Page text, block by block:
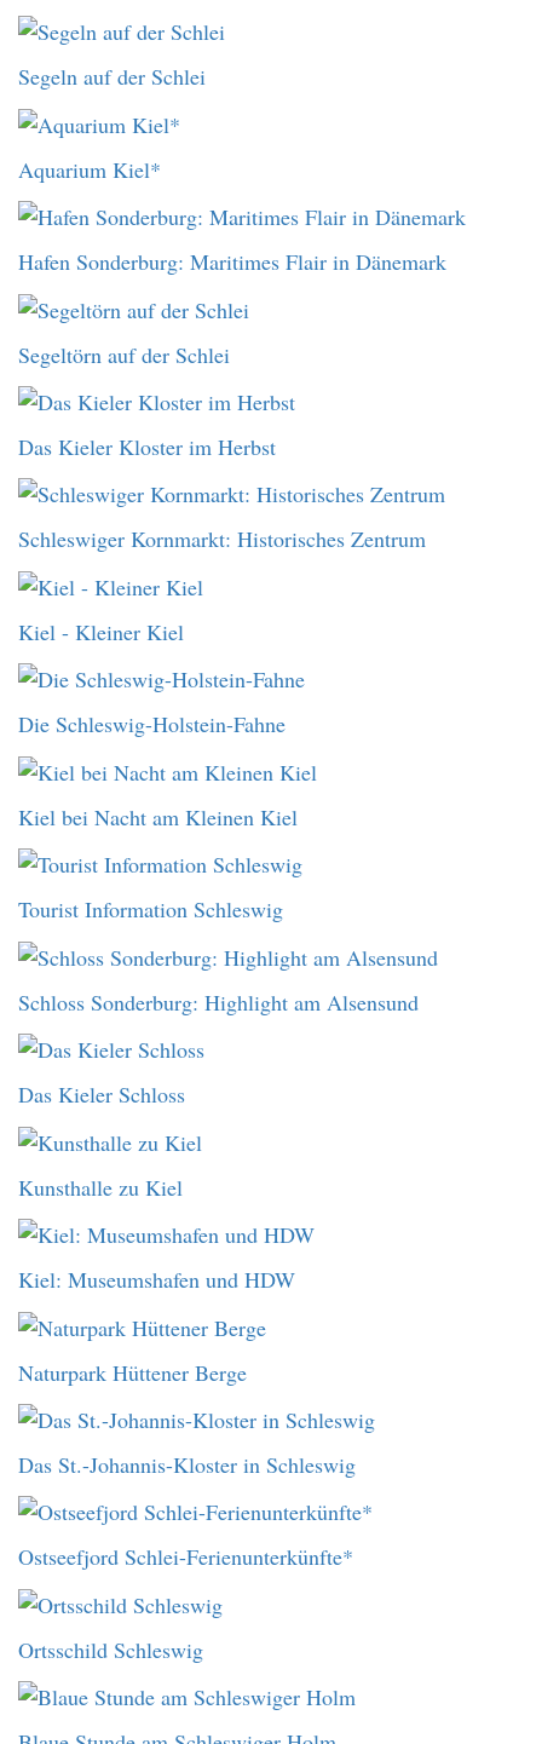
Segeln auf der Schlei
Aquarium Kiel*
Hafen Sonderburg: Maritimes Flair in Dänemark
Segeltörn auf der Schlei
Das Kieler Kloster im Herbst
Schleswiger Kornmarkt: Historisches Zentrum
Kiel - Kleiner Kiel
Die Schleswig-Holstein-Fahne
Kiel bei Nacht am Kleinen Kiel
Tourist Information Schleswig
Schloss Sonderburg: Highlight am Alsensund
Das Kieler Schloss
Kunsthalle zu Kiel
Kiel: Museumshafen und HDW
Naturpark Hüttener Berge
Das St.-Johannis-Kloster in Schleswig
Ostseefjord Schlei-Ferienunterkünfte*
Ortsschild Schleswig